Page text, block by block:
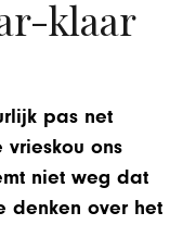
klaar
pas net
ons
niet weg dat
denken over het